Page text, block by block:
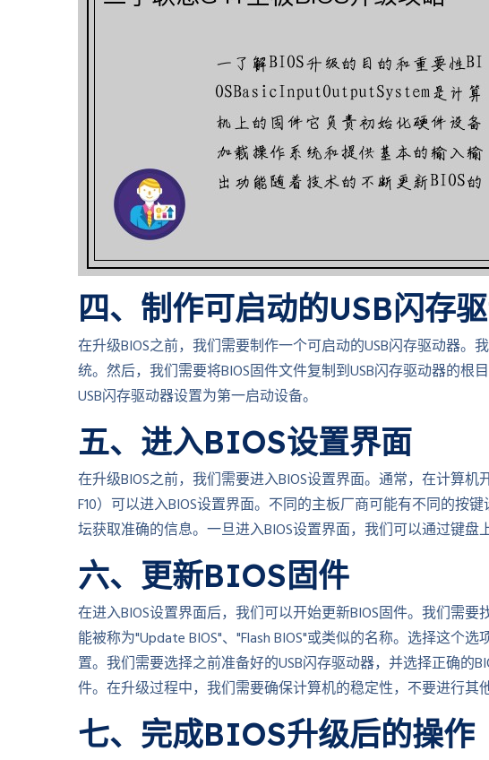
四、制作可启动的USB闪存
在升级BIOS之前，我们需要制作一个可启动的USB闪存驱动器。
统。然后，我们需要将BIOS固件文件复制到USB闪存驱动器的
USB闪存驱动器设置为第一启动设备。
五、进入BIOS设置界面
在升级BIOS之前，我们需要进入BIOS设置界面。通常，在计算
F10）可以进入BIOS设置界面。不同的主板厂商可能有不同的按
坛获取准确的信息。一旦进入BIOS设置界面，我们可以通过键盘
六、更新BIOS固件
在进入BIOS设置界面后，我们可以开始更新BIOS固件。我们需
能被称为"Update BIOS"、"Flash BIOS"或类似的名称。选择这个
置。我们需要选择之前准备好的USB闪存驱动器，并选择正确的
件。在升级过程中，我们需要确保计算机的稳定性，不要进行其
七、完成BIOS升级后的操作